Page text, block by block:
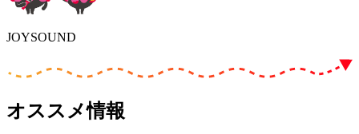
JOYSOUND
オススメ情報